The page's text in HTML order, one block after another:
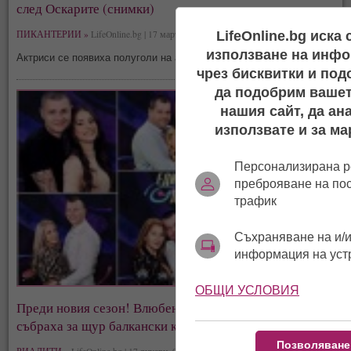
след Оскарите (снимки)
ПИКАНТЕРИИ » LifeOnline.bg | 17 март, 02:19
Актриси се появиха полуголи на афтърпартито на Vanity Fair
Преди новия сезон! Влюбени от „Един за друг“ се
събраха за щур балкански купон (снимки)
LifeOnline.bg иска
използване на
чрез бисквитки и
да подобрим
нашия сайт, да
използвате и за
Персонализирана
преброяване на
трафик
Съхраняване на и/
информация на
ОБЩИ УСЛОВИЯ